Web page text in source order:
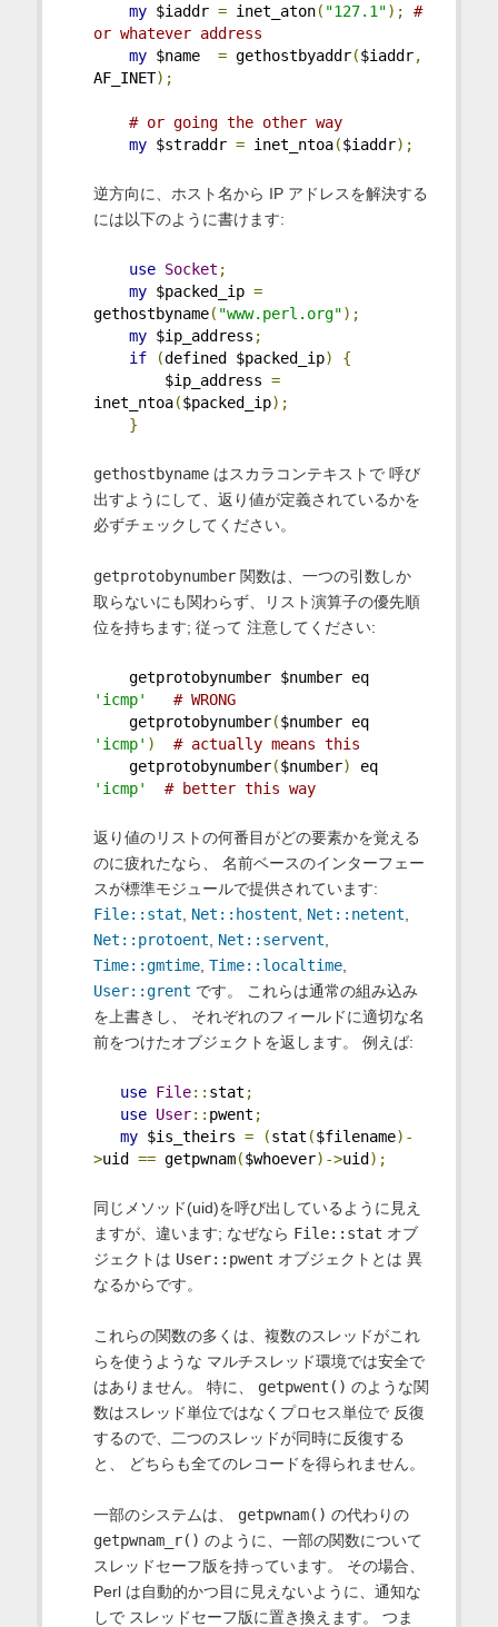
my $iaddr = inet_aton( "127.1");
#
or whatever address
my $name = gethostbyaddr($iaddr,
AF_INET);
# or going the other way
my $straddr = inet_ntoa($iaddr);
逆方向に、ホスト名から IP アドレスを解決する
には以下のように書けます:
use Socket ;
my $packed_ip =
gethostbyname( "www.perl.org");
my $ip_address ;
if
(defined $packed_ip)
{
$ip_address =
inet_ntoa($packed_ip);
}
gethostbynameはスカラコンテキストで 呼び
出すようにして、返り値が定義されているかを
必ずチェックしてください。
getprotobynumber関数は、一つの引数しか
取らないにも関わらず、リスト演算子の優先順
位を持ちます; 従って 注意してください:
getprotobynumber $number eq
'icmp'
# WRONG
getprotobynumber(
$number eq
'icmp' )
# actually means this
getprotobynumber($number)
eq
'icmp'
# better this way
返り値のリストの何番目がどの要素かを覚える
のに疲れたなら、 名前ベースのインターフェー
スが標準モジュールで提供されています:
File::stat
Net::hostent Net::netent
Net::protoent
Net::servent
Time::gmtime, Time::localtime,
User::grent です。 これらは通常の組み込み
を上書きし、 それぞれのフィールドに適切な名
前をつけたオブジェクトを返します。 例えば:
use File:: stat ;
use User:: pwent ;
my $is_theirs = (stat ($filename)-
>uid == getpwnam($whoever)->uid );
同じメソッド(uid)を呼び出しているように見え
ますが、違います; なぜなら File::stat オブ
ジェクトは User::pwent オブジェクトとは 異
なるからです。
これらの関数の多くは、複数のスレッドがこれ
らを使うような マルチスレッド環境では安全で
はありません。 特に、 getpwent() のような関
数はスレッド単位ではなくプロセス単位で 反復
するので、二つのスレッドが同時に反復する
と、 どちらも全てのレコードを得られません。
一部のシステムは、 getpwnam() の代わりの
getpwnam_r() のように、一部の関数について
スレッドセーフ版を持っています。 その場合、
Perl は自動的かつ目に見えないように、通知な
しで スレッドセーフ版に置き換えます。 つま